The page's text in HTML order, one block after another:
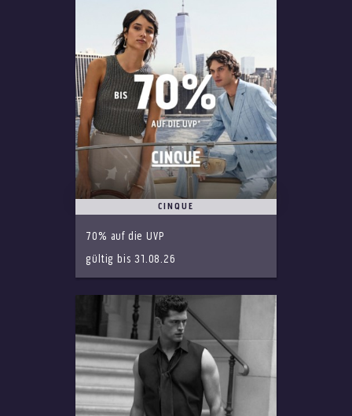
CINQUE
70% auf die UVP
gültig bis 31.08.26